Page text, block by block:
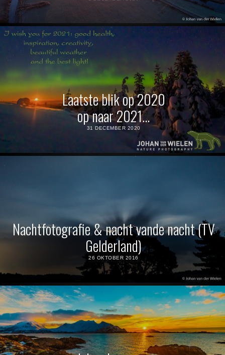
Laatste blik op 2020
op naar 2021…
31 DECEMBER 2020
Nachtfotografie & nacht vande nacht (TV
Gelderland)
26 OKTOBER 2016